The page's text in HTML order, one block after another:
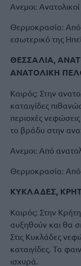
Ανεμοι:
Θερμοκρασία:
εσωτερικό της
ΘΕΣΣΑΛΙΑ,
ΑΝΑΤΟΛΙΚΗ
Καιρός: Στην
καταιγίδες
περιοχές
το βράδυ στην
Ανεμοι: Από
Θερμοκρασία:
ΚΥΚΛΑΔΕΣ,
Καιρός: Στην
αυξηθούν και θα
Στις Κυκλάδες
καταιγίδες. Τα
ισχυρά.